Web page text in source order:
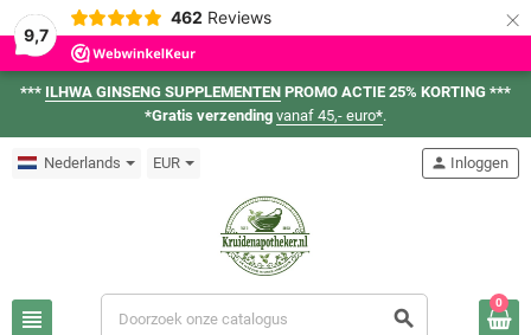
9,7
462 Reviews ×
*** ILHWA GINSENG SUPPLEMENTEN PROMO ACTIE 25% KORTING ***
*Gratis verzending vanaf 45,- euro*.
Nederlands EUR
view_headline search
person Inloggen
0